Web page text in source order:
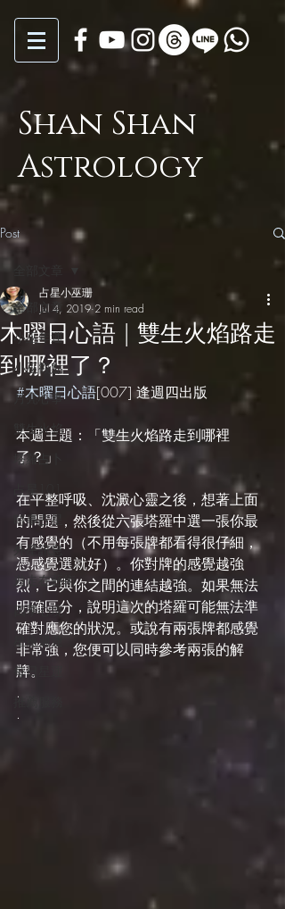
Shan Shan
Astrology
Post
全部文章
小巫年運
小巫觀點
月亮心事
雙生火焰
塔羅占卜
占星101
時事占星
外星訊息
遊走在藝術
四季心境
星座週運
每日星運
推薦服務
木曜日心語 | 雙生火焰路走
到哪裡了？
占星小巫珊
Jul 4, 2019 2 min read
#木曜日心語[007] 逢週四出版
本週主題：「雙生火焰路走到哪裡
了？」
在平整呼吸、沈澱心靈之後，想著上面
的問題，然後從六張塔羅中選一張你最
有感覺的（不用每張牌都看得很仔細，
憑感覺選就好）。你對牌的感覺越強
烈，它與你之間的連結越強。如果無法
明確區分，說明這次的塔羅可能無法準
確對應您的狀況。或說有兩張牌都感覺
非常強，您便可以同時參考兩張的解
牌。
.
.